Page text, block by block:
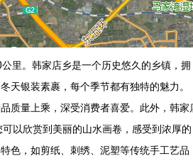
里。韩家店乡是一个历史悠久的乡镇，拥
天银装素裹，每个季节都有独特的魅力。
质量上乘，深受消费者喜爱。此外，韩家
以欣赏到美丽的山水画卷，感受到浓厚的
色，如剪纸、刺绣、泥塑等传统手工艺品